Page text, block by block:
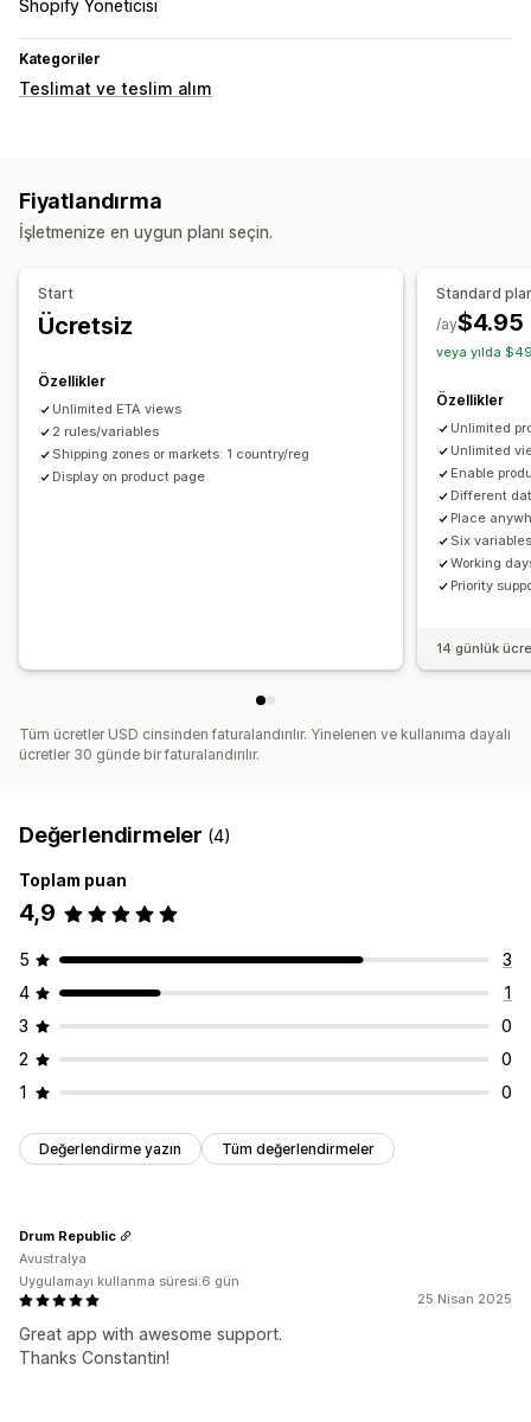
Shopify Yöneticisi
Kategoriler
Teslimat ve teslim alım
Fiyatlandırma
İşletmenize en uygun planı seçin.
Start
Ücretsiz
Özellikler
Unlimited ETA views
2 rules/variables
Shipping zones or markets: 1 country/reg
Display on product page
Standard
$4.95
/ay
veya yılda
Özellikler
Unlimited
Unlimited
Enable
Different
Place
Six
Working
Priority
14 günlük
Tüm ücretler USD cinsinden faturalandırılır. Yinelenen ve kullanıma dayalı
ücretler 30 günde bir faturalandırılır.
Değerlendirmeler (4)
Toplam puan
4,9
5
3
4
1
3
0
2
0
1
0
Değerlendirme yazın Tüm değerlendirmeler
25 Nisan 2025
Great app with awesome support.
Thanks Constantin!
Drum Republic
Avustralya
Uygulamayı kullanma süresi:6 gün